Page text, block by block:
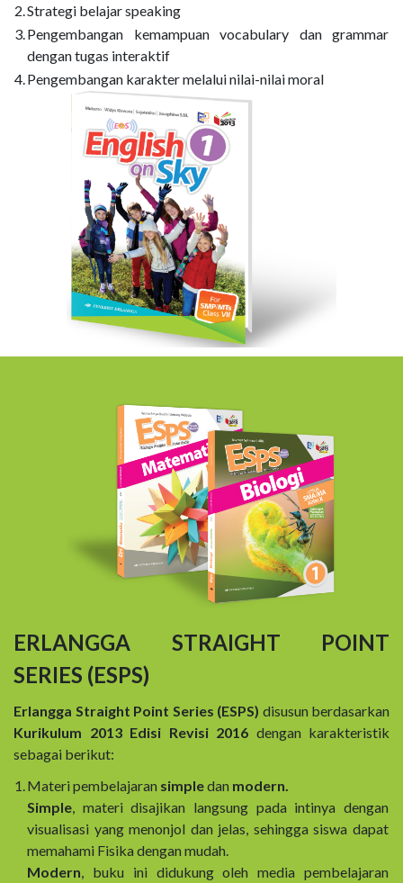
2.Strategi belajar speaking
3.Pengembangan kemampuan vocabulary dan grammar
dengan tugas interaktif
4.Pengembangan karakter melalui nilai-nilai moral
ERLANGGA STRAIGHT POINT
SERIES (ESPS)
Erlangga Straight Point Series (ESPS) disusun berdasarkan
Kurikulum 2013 Edisi Revisi 2016 dengan karakteristik
sebagai berikut:
1.Materi pembelajaran simpledan modern.
Simple, materi disajikan langsung pada intinya dengan
visualisasi yang menonjol dan jelas, sehingga siswa dapat
memahami Fisika dengan mudah.
Modern, buku ini didukung oleh media pembelajaran